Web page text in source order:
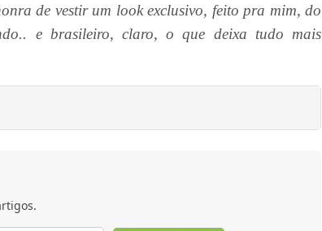
de vestir um look exclusivo, feito pra mim, do
e brasileiro, claro, o que deixa tudo mais